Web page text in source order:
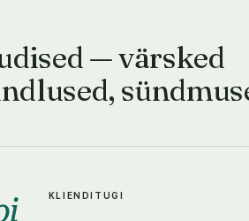
— värsked
KLIENDITUGI